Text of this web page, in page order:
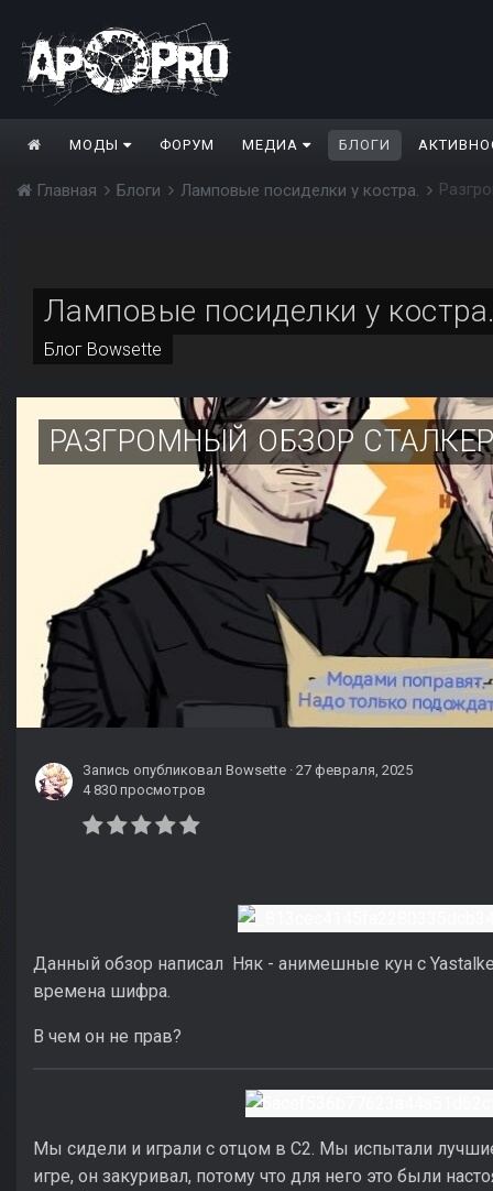
МОДЫ ФОРУМ МЕДИА БЛОГИ
Главная Блоги Ламповые посиделки у костра.
Ламповые посиделки у
Блог Bowsette
РАЗГРОМНЫЙ ОБЗОР
Запись опубликовал Bowsette · 27 февраля, 2025
4 830 просмотров
Данный обзор написал Няк - анимешные кун с
времена шифра.
В чем он не прав?
Мы сидели и играли с отцом в С2. Мы испытали
игре, он закуривал, потому что для него это были